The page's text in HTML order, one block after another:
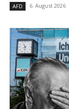
AFD 6. August 2026